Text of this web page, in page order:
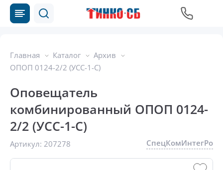
Главная Каталог
Архив
ОПОП 0124-2/2 (УСС-1-С)
Оповещатель
комбинированный ОПОП 0124-
2/2 (УСС-1-С)
Артикул: 207278 СпецКомИнтегРо